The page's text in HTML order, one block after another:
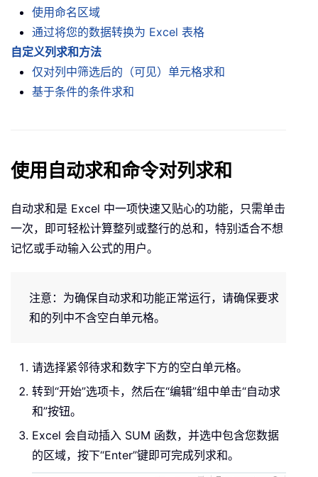
使用命名区域
通过将您的数据转换为 Excel 表格
自定义列求和方法
仅对列中筛选后的（可见）单元格求和
基于条件的条件求和
使用自动求和命令对列求和
自动求和是 Excel 中一项快速又贴心的功能，只需单击
一次，即可轻松计算整列或整行的总和，特别适合不想
记忆或手动输入公式的用户。
注意：为确保自动求和功能正常运行，请确保要求
和的列中不含空白单元格。
请选择紧邻待求和数字下方的空白单元格。
转到“开始”选项卡，然后在“编辑”组中单击“自动求
和”按钮。
Excel 会自动插入 SUM 函数，并选中包含您数据
的区域，按下“Enter”键即可完成列求和。